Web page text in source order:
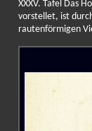
XXXV. Tafel Das
vorstellet, ist
rautenförmigen